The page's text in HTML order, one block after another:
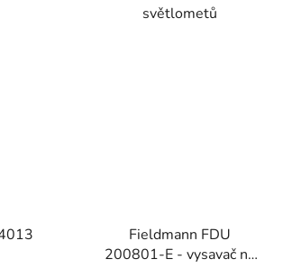
světlometů
Fieldmann FDU
200801-E - vysavač na